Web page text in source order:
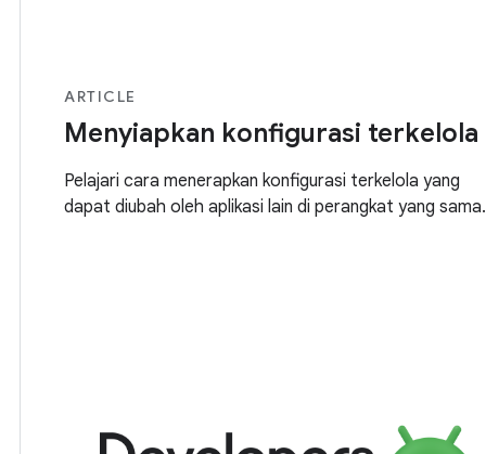
ARTICLE
Menyiapkan konfigurasi terkelola
Pelajari cara menerapkan konfigurasi terkelola yang
dapat diubah oleh aplikasi lain di perangkat yang sama.